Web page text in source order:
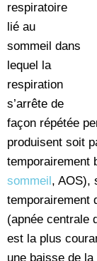
respiratoire
lié au
sommeil dans
lequel la
respiration
s’arrête de
façon répétée
produisent soit
temporairement
sommeil, AOS),
temporairement
(apnée centrale
est la plus
une baisse de